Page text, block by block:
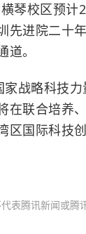
琴校区预
先进院二十
。
家战略科技
在联合培养
区国际科技
表腾讯新闻或腾